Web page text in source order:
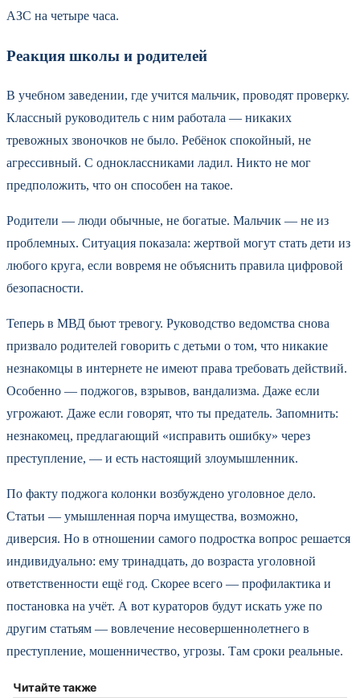
АЗС на четыре часа.
Реакция школы и родителей
В учебном заведении, где учится мальчик, проводят проверку.
Классный руководитель с ним работала — никаких
тревожных звоночков не было. Ребёнок спокойный, не
агрессивный. С одноклассниками ладил. Никто не мог
предположить, что он способен на такое.
Родители — люди обычные, не богатые. Мальчик — не из
проблемных. Ситуация показала: жертвой могут стать дети из
любого круга, если вовремя не объяснить правила цифровой
безопасности.
Теперь в МВД бьют тревогу. Руководство ведомства снова
призвало родителей говорить с детьми о том, что никакие
незнакомцы в интернете не имеют права требовать действий.
Особенно — поджогов, взрывов, вандализма. Даже если
угрожают. Даже если говорят, что ты предатель. Запомнить:
незнакомец, предлагающий «исправить ошибку» через
преступление, — и есть настоящий злоумышленник.
По факту поджога колонки возбуждено уголовное дело.
Статьи — умышленная порча имущества, возможно,
диверсия. Но в отношении самого подростка вопрос решается
индивидуально: ему тринадцать, до возраста уголовной
ответственности ещё год. Скорее всего — профилактика и
постановка на учёт. А вот кураторов будут искать уже по
другим статьям — вовлечение несовершеннолетнего в
преступление, мошенничество, угрозы. Там сроки реальные.
Читайте также